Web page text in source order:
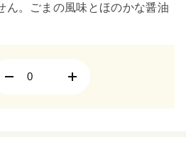
ん。ごまの風味とほのかな醤油